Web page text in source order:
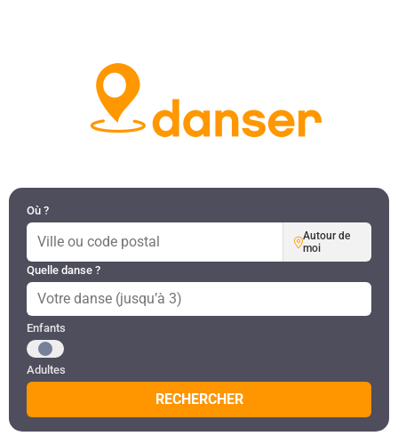
Où ?
Autour de
moi
Quelle danse ?
Public recherché
Enfants
Adultes
RECHERCHER